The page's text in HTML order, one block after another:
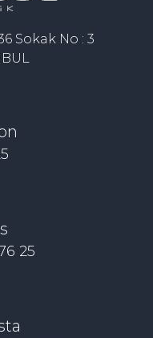
Sokak No : 3
25